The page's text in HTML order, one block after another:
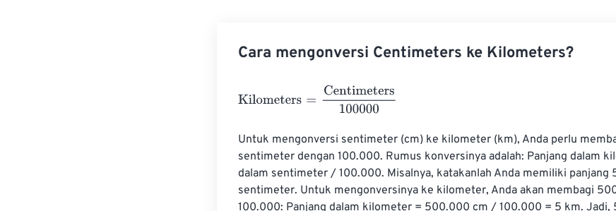
Cara mengonversi Centimeters ke Kilometers?
Kilometers Centimeters100000
Untuk mengonversi sentimeter (cm) ke kilometer (km), Anda perlu
sentimeter dengan 100.000. Rumus konversinya adalah: Panjang dalam
dalam sentimeter / 100.000. Misalnya, katakanlah Anda memiliki panjang
sentimeter. Untuk mengonversinya ke kilometer, Anda akan membagi
100.000: Panjang dalam kilometer = 500.000 cm / 100.000 = 5 km. Jadi,